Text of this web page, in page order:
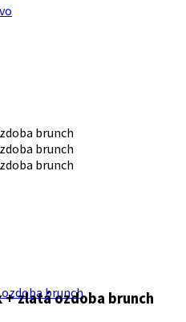
zlatá ozdoba brunch